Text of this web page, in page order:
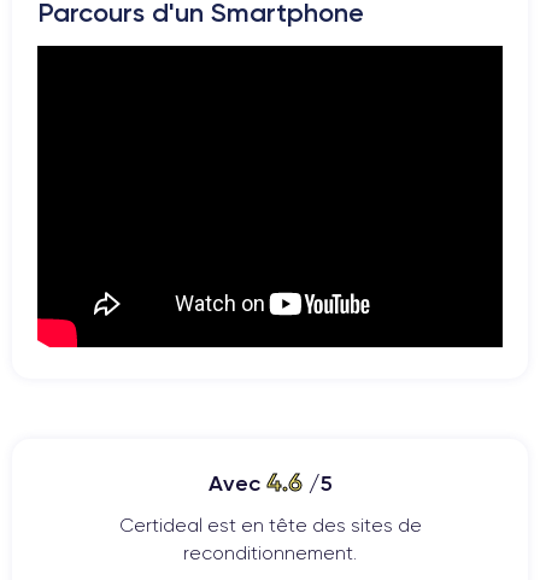
Parcours d'un Smartphone
Avec 4.6/5
Certideal est en tête des sites de
reconditionnement.